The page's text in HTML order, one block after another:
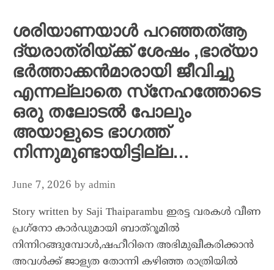
ശരിയാണയാൾ പറഞ്ഞത്ആ
ദ്യരാത്രിയ്ക്ക് ശേഷം ,ഭാര്യാ
ഭർത്താക്കൻമാരായി ജീവിച്ചു
എന്നല്ലാതെ സ്‌നേഹത്തോടെ
ഒരു തലോടൽ പോലും
അയാളുടെ ഭാഗത്ത്
നിന്നുമുണ്ടായിട്ടില്ല…
June 7, 2026 by admin
Story written by Saji Thaiparambu ഇരട്ട വരകൾ വീണ
പ്രഗ്‌നോ കാർഡുമായി ബാത്റൂമിൽ
നിന്നിറങ്ങുമ്പോൾ,ഷഹീറിനെ അഭിമുഖീകരിക്കാൻ
അവൾക്ക് ജാള്യത തോന്നി കഴിഞ്ഞ രാത്രിയിൽ